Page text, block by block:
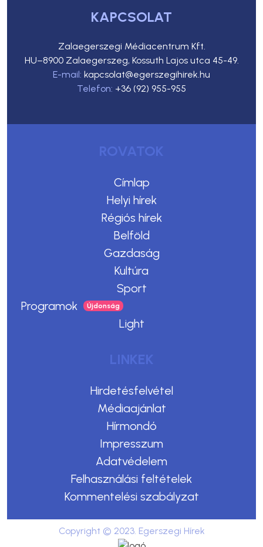
KAPCSOLAT
Zalaegerszegi Médiacentrum Kft.
HU–8900 Zalaegerszeg, Kossuth Lajos utca 45-49.
E-mail: kapcsolat@egerszegihirek.hu
Telefon: +36 (92) 955-955
ROVATOK
Címlap
Helyi hírek
Régiós hírek
Belföld
Gazdaság
Kultúra
Sport
Programok
Light
LINKEK
Hirdetésfelvétel
Médiaajánlat
Hírmondó
Impresszum
Adatvédelem
Felhasználási feltételek
Kommentelési szabályzat
Copyright © 2023. Egerszegi Hírek